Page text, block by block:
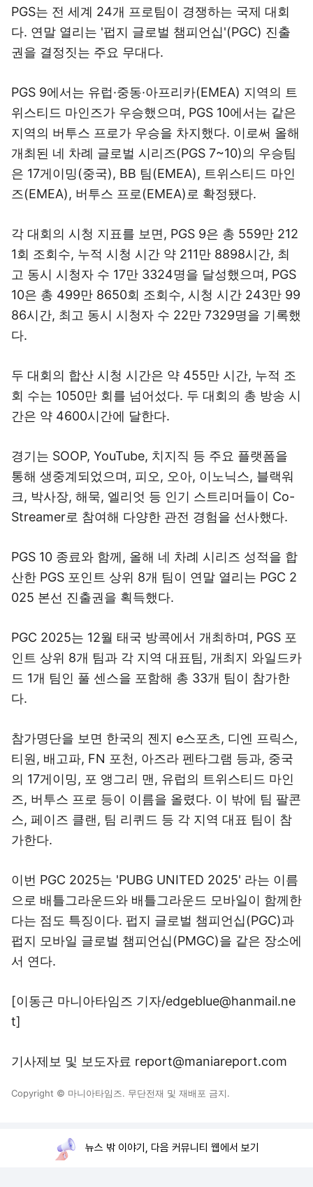
PGS는 전 세계 24개 프로팀이 경쟁하는 국제 대회
다. 연말 열리는 '펍지 글로벌 챔피언십'(PGC) 진출
권을 결정짓는 주요 무대다.
PGS 9에서는 유럽·중동·아프리카(EMEA) 지역의 트
위스티드 마인즈가 우승했으며, PGS 10에서는 같은
지역의 버투스 프로가 우승을 차지했다. 이로써 올해
개최된 네 차례 글로벌 시리즈(PGS 7~10)의 우승팀
은 17게이밍(중국), BB 팀(EMEA), 트위스티드 마인
즈(EMEA), 버투스 프로(EMEA)로 확정됐다.
각 대회의 시청 지표를 보면, PGS 9은 총 559만 212
1회 조회수, 누적 시청 시간 약 211만 8898시간, 최
고 동시 시청자 수 17만 3324명을 달성했으며, PGS
10은 총 499만 8650회 조회수, 시청 시간 243만 99
86시간, 최고 동시 시청자 수 22만 7329명을 기록했
다.
두 대회의 합산 시청 시간은 약 455만 시간, 누적 조
회 수는 1050만 회를 넘어섰다. 두 대회의 총 방송 시
간은 약 4600시간에 달한다.
경기는 SOOP, YouTube, 치지직 등 주요 플랫폼을
통해 생중계되었으며, 피오, 오아, 이노닉스, 블랙워
크, 박사장, 해묵, 엘리엇 등 인기 스트리머들이 Co-
Streamer로 참여해 다양한 관전 경험을 선사했다.
PGS 10 종료와 함께, 올해 네 차례 시리즈 성적을 합
산한 PGS 포인트 상위 8개 팀이 연말 열리는 PGC 2
025 본선 진출권을 획득했다.
PGC 2025는 12월 태국 방콕에서 개최하며, PGS 포
인트 상위 8개 팀과 각 지역 대표팀, 개최지 와일드카
드 1개 팀인 풀 센스을 포함해 총 33개 팀이 참가한
다.
참가명단을 보면 한국의 젠지 e스포츠, 디엔 프릭스,
티원, 배고파, FN 포천, 아즈라 펜타그램 등과, 중국
의 17게이밍, 포 앵그리 맨, 유럽의 트위스티드 마인
즈, 버투스 프로 등이 이름을 올렸다. 이 밖에 팀 팔콘
스, 페이즈 클랜, 팀 리퀴드 등 각 지역 대표 팀이 참
가한다.
이번 PGC 2025는 'PUBG UNITED 2025' 라는 이름
으로 배틀그라운드와 배틀그라운드 모바일이 함께한
다는 점도 특징이다. 펍지 글로벌 챔피언십(PGC)과
펍지 모바일 글로벌 챔피언십(PMGC)을 같은 장소에
서 연다.
[이동근 마니아타임즈 기자/edgeblue@hanmail.ne
t]
기사제보 및 보도자료 report@maniareport.com
Copyright © 마니아타임즈. 무단전재 및 재배포 금지.
뉴스 밖 이야기, 다음 커뮤니티 웹에서 보기